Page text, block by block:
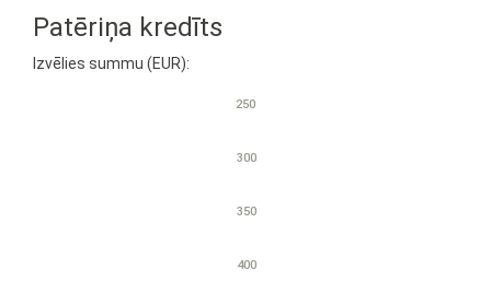
Patēriņa kredīts
Izvēlies summu (EUR):
250
300
350
400